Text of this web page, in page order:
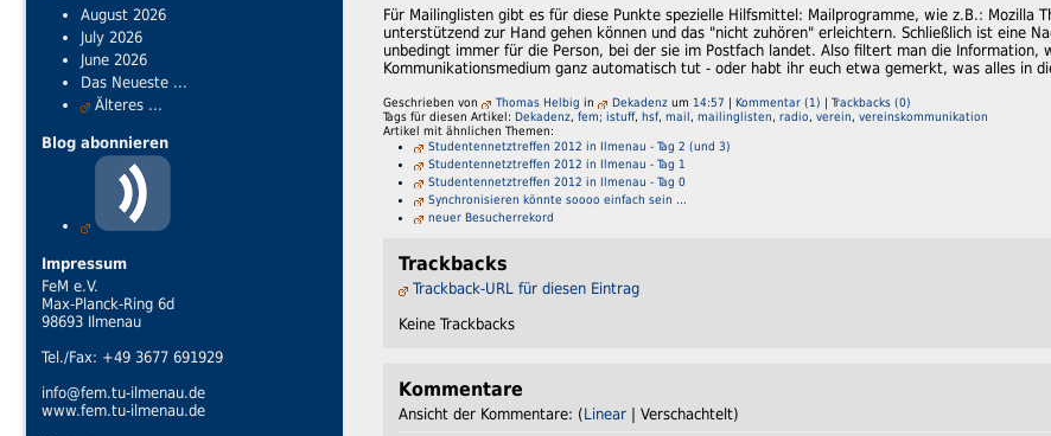
August 2026
July 2026
June 2026
Das Neueste ...
Älteres ...
Blog abonnieren
Impressum
FeM e.V.
Max-Planck-Ring 6d
98693 Ilmenau
Tel./Fax: +49 3677 691929
info@fem.tu-ilmenau.de
www.fem.tu-ilmenau.de
Für Mailinglisten gibt es für diese Punkte spezielle Hilfsmittel: Mailprogramme, wie z.B.: Mozilla
unterstützend zur Hand gehen können und das "nicht zuhören" erleichtern. Schließlich ist eine
unbedingt immer für die Person, bei der sie im Postfach landet. Also filtert man die Information,
Kommunikationsmedium ganz automatisch tut - oder habt ihr euch etwa gemerkt, was alles in
Geschrieben von Thomas Helbig in Dekadenz um 14:57 | Kommentar (1) | Trackbacks (0)
Tags für diesen Artikel: Dekadenz, fem; istuff, hsf, mail, mailinglisten, radio, verein, vereinskommunikation
Artikel mit ähnlichen Themen:
Studentennetztreffen 2012 in Ilmenau - Tag 2 (und 3)
Studentennetztreffen 2012 in Ilmenau - Tag 1
Studentennetztreffen 2012 in Ilmenau - Tag 0
Synchronisieren könnte soooo einfach sein ...
neuer Besucherrekord
Trackbacks
Trackback-URL für diesen Eintrag
Keine Trackbacks
Kommentare
Ansicht der Kommentare: (Linear | Verschachtelt)